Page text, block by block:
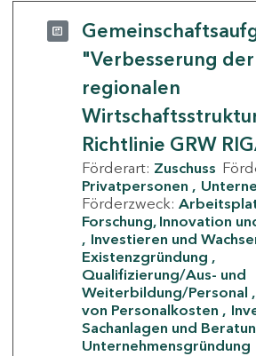
"Verbesserung der
regionalen
Richtlinie GRW
Förderart: Zuschuss
Privatpersonen
Förderzweck:
Forschung, Innovation
Investieren und
Existenzgründung
Qualifizierung/Aus- und
Weiterbildung/Personal
von Personalkosten
Sachanlagen und
Unternehmensgründung